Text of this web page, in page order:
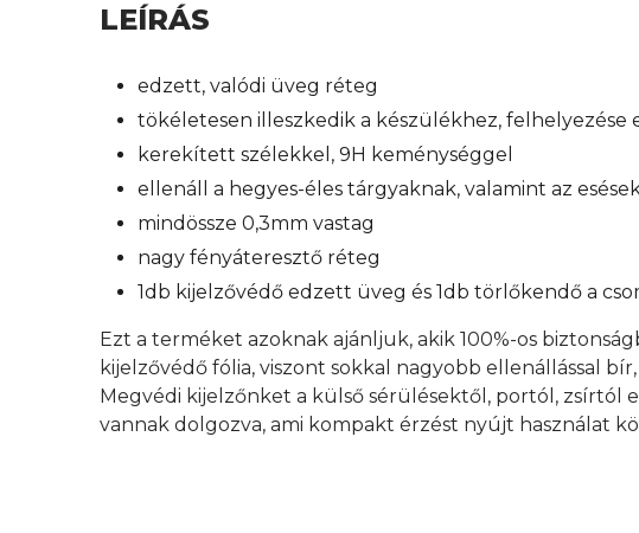
LEÍRÁS
edzett, valódi üveg réteg
tökéletesen illeszkedik a készülékhez, felhelyezése
kerekített szélekkel, 9H keménységgel
ellenáll a hegyes-éles tárgyaknak, valamint az
mindössze 0,3mm vastag
nagy fényáteresztő réteg
1db kijelzővédő edzett üveg és 1db törlőkendő a
Ezt a terméket azoknak ajánljuk, akik 100%-os
kijelzővédő fólia, viszont sokkal nagyobb ellenállással
Megvédi kijelzőnket a külső sérülésektől, portól, zsírtól
vannak dolgozva, ami kompakt érzést nyújt használat